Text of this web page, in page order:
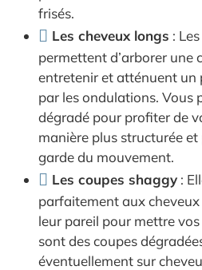
frisés.
Les cheveux longs :
permettent d’arborer une
entretenir et atténuent un
par les ondulations. Vous
dégradé pour profiter de
manière plus structurée
garde du mouvement.
Les coupes shaggy :
parfaitement aux cheveux
leur pareil pour mettre
sont des coupes
éventuellement sur